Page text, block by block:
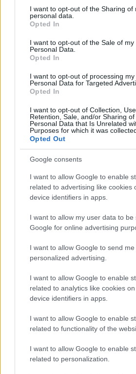
not limited to your visit or usage
grant or deny consent to Google and
use your data for below specified
consent section.
I want to opt-out of the Sharing of
personal data.
Opted In
I want to opt-out of the Sale of my
Personal Data.
Opted In
I want to opt-out of processing my
Personal Data for Targeted
Opted In
I want to opt-out of Collection, Use,
Retention, Sale, and/or Sharing of
Personal Data that Is Unrelated
Purposes for which it was
Opted Out
Google consents
I want to allow Google to enable
related to advertising like cookies
device identifiers in apps.
I want to allow my user data to be
Google for online advertising
I want to allow Google to send me
personalized advertising.
I want to allow Google to enable
related to analytics like cookies
device identifiers in apps.
I want to allow Google to enable
related to functionality of the
I want to allow Google to enable
related to personalization.
Curso de verano de la
Rioja finaliza con
gastronómica
La Universidad de La Rioja despidió a
Tragedia en Santa
fallece durante un
Un bombero de la Generalitat pierde la
CRÓNICA